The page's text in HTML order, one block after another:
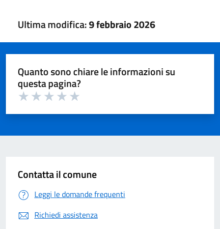
Ultima modifica:9 febbraio 2026
Quanto sono chiare le informazioni su
questa pagina?
Contatta il comune
Leggi le domande frequenti
Richiedi assistenza